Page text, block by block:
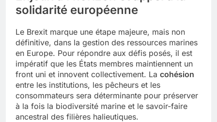
solidarité européenne
Le Brexit marque une étape majeure, mais non
définitive, dans la gestion des ressources marines
en Europe. Pour répondre aux défis posés, il est
impératif que les États membres maintiennent un
front uni et innovent collectivement. La cohésion
entre les institutions, les pêcheurs et les
consommateurs sera déterminante pour préserver
à la fois la biodiversité marine et le savoir-faire
ancestral des filières halieutiques.